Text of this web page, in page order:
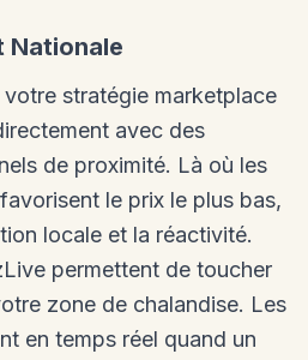
Nationale
stratégie marketplace
avec des
de proximité. Là où les
le prix le plus bas,
locale et la réactivité.
permettent de toucher
zone de chalandise. Les
en temps réel quand un